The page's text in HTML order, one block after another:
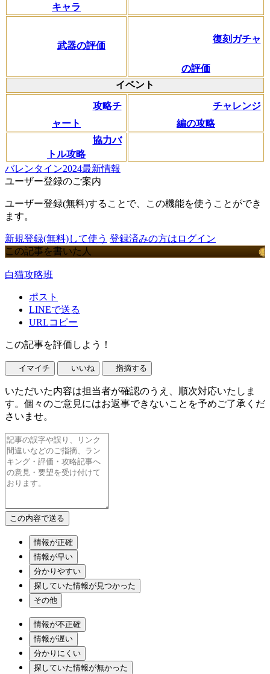
キャラ
武器の評価
復刻ガチャ
の評価
イベント
攻略チ
ャート
チャレンジ
編の攻略
協力バ
トル攻略
バレンタイン2024最新情報
ユーザー登録のご案内
ユーザー登録(無料)することで、この機能を使うことができ
ます。
新規登録(無料)して使う 登録済みの方はログイン
この記事を書いた人
白猫攻略班
ポスト
LINEで送る
URLコピー
この記事を評価しよう！
イマイチ いいね 指摘する
いただいた内容は担当者が確認のうえ、順次対応いたしま
す。個々のご意見にはお返事できないことを予めご了承くだ
さいませ。
情報が正確
情報が早い
分かりやすい
探していた情報が見つかった
その他
情報が不正確
情報が遅い
分かりにくい
探していた情報が無かった